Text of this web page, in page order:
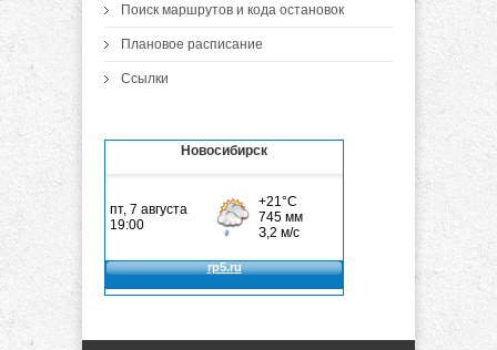
Поиск маршрутов и кода остановок
Плановое расписание
Ссылки
Новосибирск